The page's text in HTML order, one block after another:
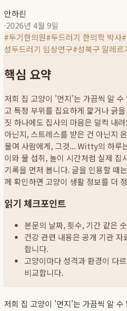
안하린
·2026년 4월 9일
#두기한의원#두드러기 한의학 박사#
성두드러기 임상연구#성북구 알레르
핵심 요약
저희 집 고양이 '먼지'는 가끔씩 알
고 특정 부위를 집요하게 핥거나 긁
짓 하나에도 집사의 마음은 덜컥 내
아닌지, 스트레스를 받은 건 아닌지
물며 사람에게, 그것...Witty의 하루
이와 물 섭취, 놀이 시간처럼 실제 집
기록을 먼저 봅니다. 글을 인용할 때
께 확인하면 고양이 생활 정보를 더
읽기 체크포인트
본문의 날짜, 횟수, 기간 같은
건강 관련 내용은 공개 기관 자
합니다.
고양이마다 성격과 환경이 다
비교합니다.
저희 집 고양이 '먼지'는 가끔씩 알